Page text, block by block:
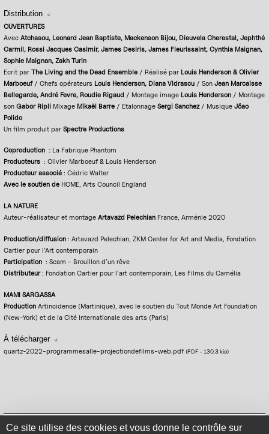
Ce site utilise des cookies et vous donne le contrôle sur
Distribution
OUVERTURES
AvecAtchasou, Leonard Jean Baptiste, Mackenson Bijou, Dieuvela Cherestal, Jephthé
Carmil, Rossi Jacques Casimir, James Desiris, James Fleurissaint, Cynthia Maignan,
Sophie Maignan, Zakh Turin
Ecrit parThe Living and the Dead Ensemble / Réalisé par Louis Henderson & Olivier
Marboeuf/ Chefs opérateurs Louis Henderson, Diana Vidrascu / SonJean Marcaisse
Bellegarde, André Fevre, Roudie Rigaud / Montage image Louis Henderson / Montage
sonGabor Ripli Mixage Mikaël Barre / EtalonnageSergi Sanchez/ MusiqueJõao
Polido
Un film produit parSpectre Productions
Coproduction : La Fabrique Phantom
Producteurs : Olivier Marboeuf & Louis Henderson
Producteur associé : Cédric Walter
Avec le soutien de HOME, Arts Council England
LA NATURE
Auteur-réalisateur et montageArtavazd Pelechian France, Arménie 2020
Production/diffusion : Artavazd Pelechian, ZKM Center for Art and Media, Fondation
Cartier pour l’Art contemporain
Participation : Scam - Brouillon d’un rêve
Distributeur: Fondation Cartier pour l’art contemporain, Les Films du Camélia
MAMI SARGASSA
ProductionArtincidence (Martinique), avec le soutien du Tout Monde Art Foundation
(New-York) et de la Cité Internationale des arts (Paris)
À télécharger
quartz-2022-programmesalle-projectiondefilms-web.pdf(PDF-130.3 kio)
Mentions légales Politique de confidentialité Plan du site Se connecter